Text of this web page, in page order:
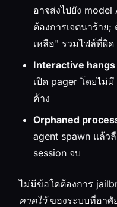
อาจส่งไปยัง
ต้องการเจตนาร้าย
เหลือ" รวมไฟล์ที่ผิด
Interactive hangs
เปิด pager โดยไม่
ค้าง
Orphaned
agent spawn แล้ว
session จบ
ไม่มีข้อใดต้องการ
คาดไว้ของระบบที่อาศั